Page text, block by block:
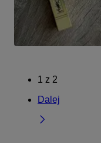
1 z 2
Dalej